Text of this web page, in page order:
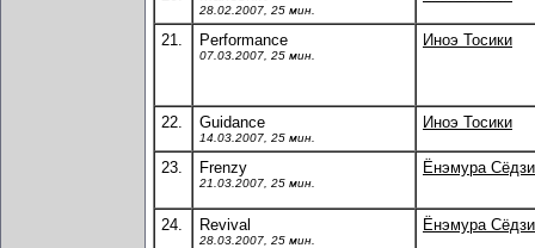
28.02.2007, 25 мин.
21. Performance
07.03.2007, 25 мин.
Иноэ Тосики
22. Guidance
14.03.2007, 25 мин.
Иноэ Тосики
23. Frenzy
21.03.2007, 25 мин.
Ёнэмура Сёдзи
24. Revival
28.03.2007, 25 мин.
Ёнэмура Сёдзи